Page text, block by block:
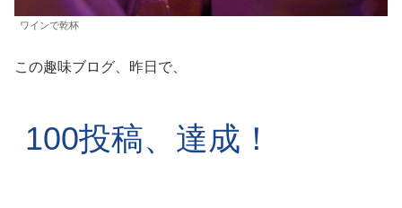
ワインで乾杯
この趣味ブログ、昨日で、
100投稿、達成！